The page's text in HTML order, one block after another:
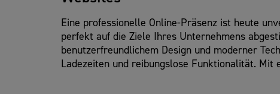
Eine professionelle Online-Präsenz ist heute
perfekt auf die Ziele Ihres Unternehmens
benutzerfreundlichem Design und moderner
Ladezeiten und reibungslose Funktionalität.